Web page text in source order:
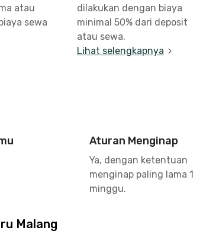
atau
sewa
dilakukan dengan biaya
minimal 50% dari deposit
atau sewa.
Lihat selengkapnya
Aturan Menginap
Ya, dengan ketentuan
menginap paling lama 1
minggu.
Malang